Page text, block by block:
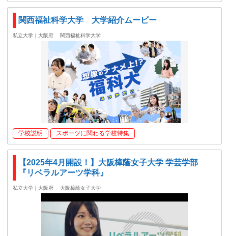
関西福祉科学大学 大学紹介ムービー
私立大学｜大阪府 関西福祉科学大学
学校説明 スポーツに関わる学校特集
【2025年4月開設！】大阪樟蔭女子大学 学芸学部
『リベラルアーツ学科』
私立大学｜大阪府 大阪樟蔭女子大学